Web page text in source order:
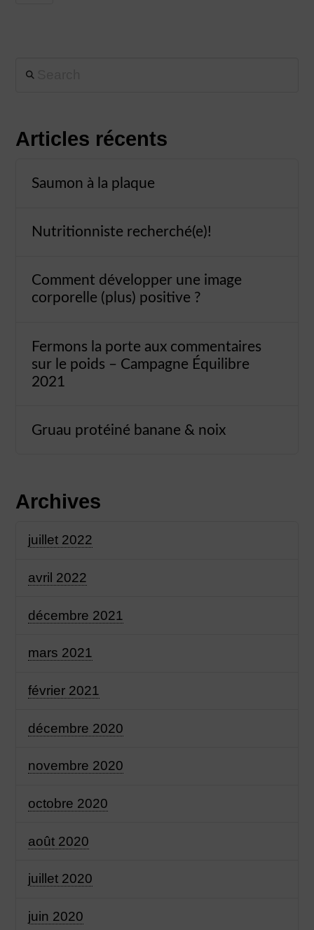
Search
Articles récents
Saumon à la plaque
Nutritionniste recherché(e)!
Comment développer une image
corporelle (plus) positive ?
Fermons la porte aux commentaires
sur le poids – Campagne Équilibre
2021
Gruau protéiné banane & noix
Archives
juillet 2022
avril 2022
décembre 2021
mars 2021
février 2021
décembre 2020
novembre 2020
octobre 2020
août 2020
juillet 2020
juin 2020